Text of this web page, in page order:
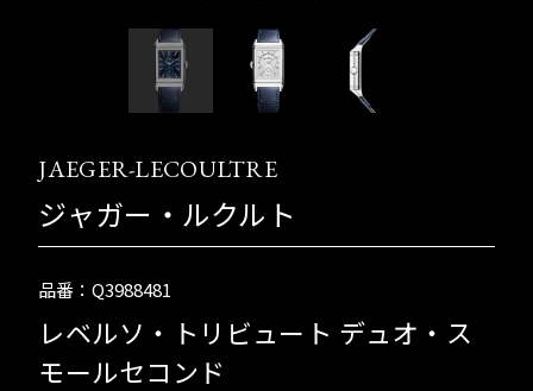
JAEGER-LECOULTRE
ジャガー・ルクルト
品番：Q3988481
レベルソ・トリビュート デュオ・ス
モールセコンド